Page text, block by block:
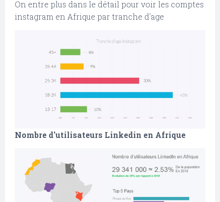
On entre plus dans le détail pour voir les comptes
instagram en Afrique par tranche d'age
Nombre d'utilisateurs Linkedin en Afrique